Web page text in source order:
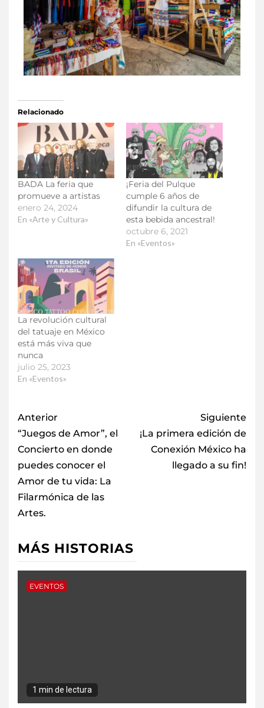
Relacionado
BADA La feria que
promueve a artistas
enero 24, 2024
En «Arte y Cultura»
¡Feria del Pulque
cumple 6 años de
difundir la cultura de
esta bebida ancestral!
octubre 6, 2021
En «Eventos»
La revolución cultural
del tatuaje en México
está más viva que
nunca
julio 25, 2023
En «Eventos»
Anterior
“Juegos de Amor”, el
Concierto en donde
puedes conocer el
Amor de tu vida: La
Filarmónica de las
Artes.
Siguiente
¡La primera edición de
Conexión México ha
llegado a su fin!
MÁS HISTORIAS
EVENTOS
1 min de lectura